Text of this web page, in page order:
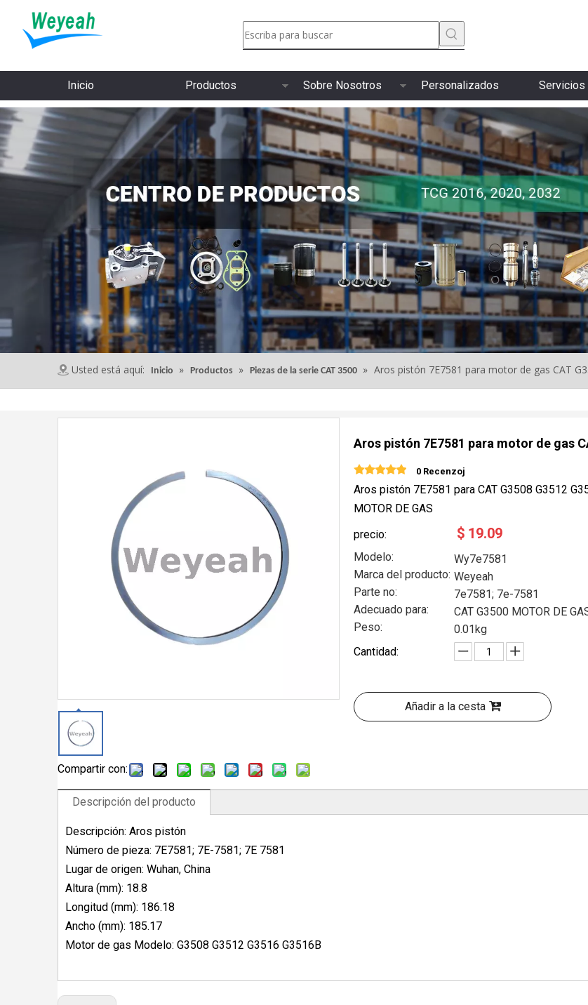
Inicio Productos Sobre Nosotros Personalizados Servicios
Usted está aquí: Inicio » Productos » Piezas de la serie CAT 3500 » Aros pistón 7E7581 para motor de gas CAT
Compartir con:
Aros pistón 7E7581 para motor de gas
0 Recenzoj
Aros pistón 7E7581 para CAT G3508 G3512
MOTOR DE GAS
precio:
$ 19.09
Modelo:
Wy7e7581
Marca del producto: Weyeah
Parte no:
7e7581; 7e-7581
Adecuado para:
CAT G3500 MOTOR DE
Peso:
0.01kg
Cantidad:
Añadir a la cesta
Descripción del producto
Descripción: Aros pistón
Número de pieza: 7E7581; 7E-7581; 7E 7581
Lugar de origen: Wuhan, China
Altura (mm): 18.8
Longitud (mm): 186.18
Ancho (mm): 185.17
Motor de gas Modelo: G3508 G3512 G3516 G3516B